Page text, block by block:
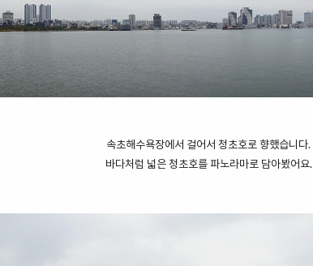
속초해수욕장에서 걸어서 청초호로 향했습니다.
바다처럼 넓은 청초호를 파노라마로 담아봤어요.